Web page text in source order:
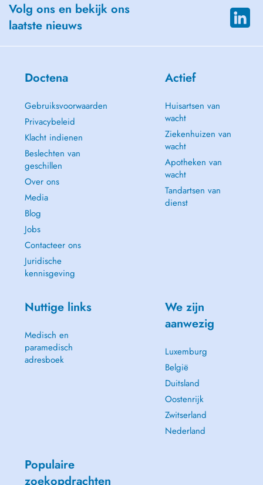
Volg ons en bekijk ons
laatste nieuws
Doctena
Gebruiksvoorwaarden
Privacybeleid
Klacht indienen
Beslechten van
geschillen
Over ons
Media
Blog
Jobs
Contacteer ons
Juridische
kennisgeving
Actief
Huisartsen van
wacht
Ziekenhuizen van
wacht
Apotheken van
wacht
Tandartsen van
dienst
Nuttige links
Medisch en
paramedisch
adresboek
We zijn
aanwezig
Luxemburg
België
Duitsland
Oostenrijk
Zwitserland
Nederland
Populaire
zoekopdrachten